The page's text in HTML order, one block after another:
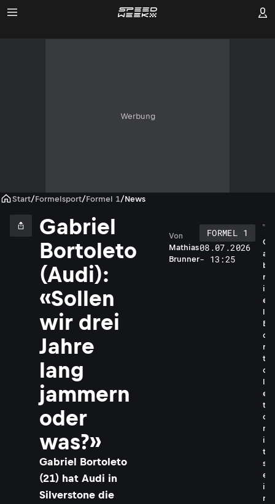
Werbung
Start/Formelsport/Formel 1/News
Gabriel
Bortoleto
(Audi):
«Sollen
wir drei
Jahre
lang
jammern
oder
was?»
Gabriel Bortoleto
(21) hat Audi in
Silverstone die
Mathias
Brunner
Von
FORMEL 1
08.07.2026
- 13:25
G
a
b
r
i
e
l
B
o
r
t
o
l
e
t
o
m
i
t
s
e
i
n